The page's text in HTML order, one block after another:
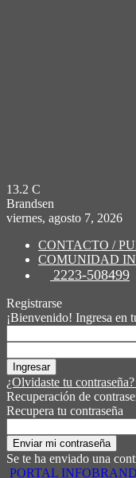
13.2 C
Brandsen
viernes, agosto 7, 2026
CONTACTO /
COMUNIDAD
2223-508499
Registrarse
¡Bienvenido! Ingresa en
¿Olvidaste tu
Recuperación de
Recupera tu contraseña
Se te ha enviado una
PORTAL